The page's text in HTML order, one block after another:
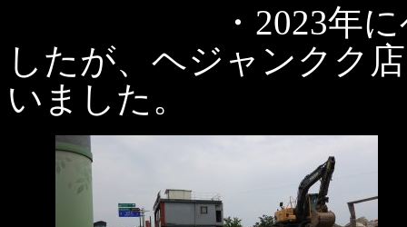
・2023年にヘジ
したが、ヘジャンクク
いました。